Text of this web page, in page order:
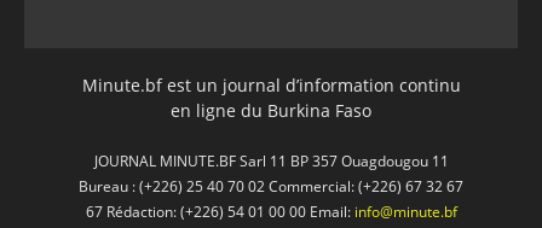
Minute.bf est un journal d’information continu
en ligne du Burkina Faso
JOURNAL MINUTE.BF Sarl 11 BP 357 Ouagdougou 11
Bureau : (+226) 25 40 70 02 Commercial: (+226) 67 32 67
67 Rédaction: (+226) 54 01 00 00 Email: info@minute.bf